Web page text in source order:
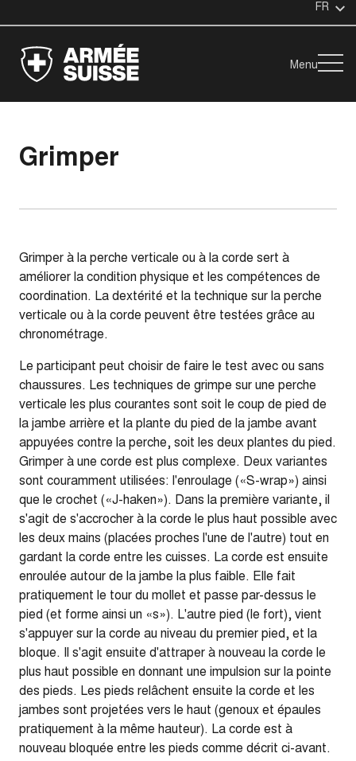
FR
Menu
Grimper
Grimper à la perche verticale ou à la corde sert à
améliorer la condition physique et les compétences de
coordination. La dextérité et la technique sur la perche
verticale ou à la corde peuvent être testées grâce au
chronométrage.
Le participant peut choisir de faire le test avec ou sans
chaussures. Les techniques de grimpe sur une perche
verticale les plus courantes sont soit le coup de pied de
la jambe arrière et la plante du pied de la jambe avant
appuyées contre la perche, soit les deux plantes du pied.
Grimper à une corde est plus complexe. Deux variantes
sont couramment utilisées: l'enroulage («S-wrap») ainsi
que le crochet («J-haken»). Dans la première variante, il
s'agit de s'accrocher à la corde le plus haut possible avec
les deux mains (placées proches l'une de l'autre) tout en
gardant la corde entre les cuisses. La corde est ensuite
enroulée autour de la jambe la plus faible. Elle fait
pratiquement le tour du mollet et passe par-dessus le
pied (et forme ainsi un «s»). L'autre pied (le fort), vient
s'appuyer sur la corde au niveau du premier pied, et la
bloque. Il s'agit ensuite d'attraper à nouveau la corde le
plus haut possible en donnant une impulsion sur la pointe
des pieds. Les pieds relâchent ensuite la corde et les
jambes sont projetées vers le haut (genoux et épaules
pratiquement à la même hauteur). La corde est à
nouveau bloquée entre les pieds comme décrit ci-avant.